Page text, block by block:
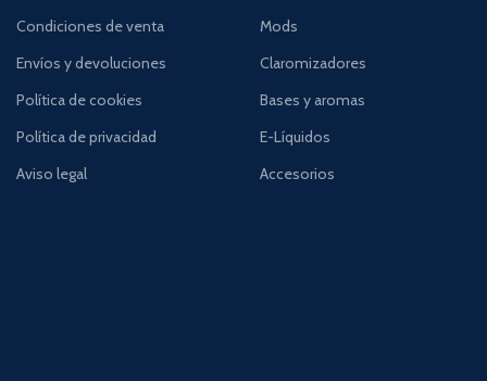
Condiciones de venta
Envíos y devoluciones
Política de cookies
Política de privacidad
Aviso legal
Mods
Claromizadores
Bases y aromas
E-Líquidos
Accesorios